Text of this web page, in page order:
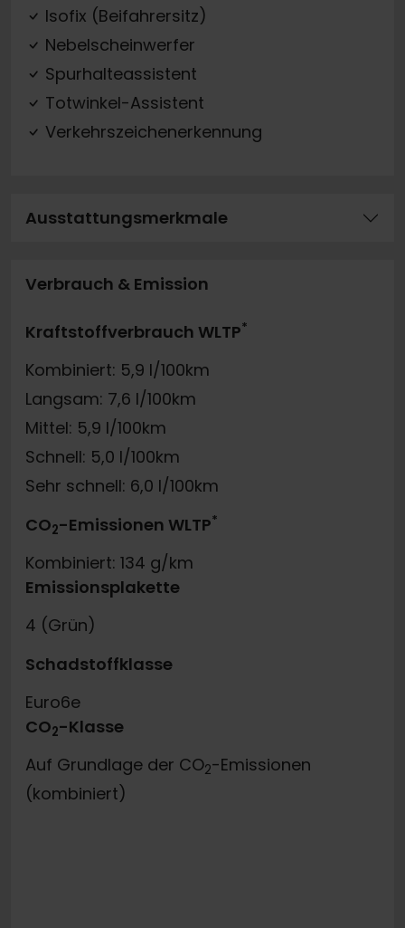
Isofix (Beifahrersitz)
Nebelscheinwerfer
Spurhalteassistent
Totwinkel-Assistent
Verkehrszeichenerkennung
Ausstattungsmerkmale
Verbrauch & Emission
Kraftstoffverbrauch WLTP*
Kombiniert: 5,9 l/100km
Langsam: 7,6 l/100km
Mittel: 5,9 l/100km
Schnell: 5,0 l/100km
Sehr schnell: 6,0 l/100km
CO2-Emissionen WLTP*
Kombiniert: 134 g/km
Emissionsplakette
4 (Grün)
Schadstoffklasse
Euro6e
CO2-Klasse
Auf Grundlage der CO2-Emissionen
(kombiniert)